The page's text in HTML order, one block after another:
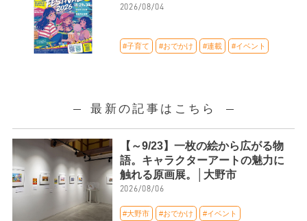
2026/08/04
#子育て #おでかけ #連載 #イベント
最新の記事はこちら
【～9/23】一枚の絵から広がる物
語。キャラクターアートの魅力に
触れる原画展。│大野市
2026/08/06
#大野市 #おでかけ #イベント